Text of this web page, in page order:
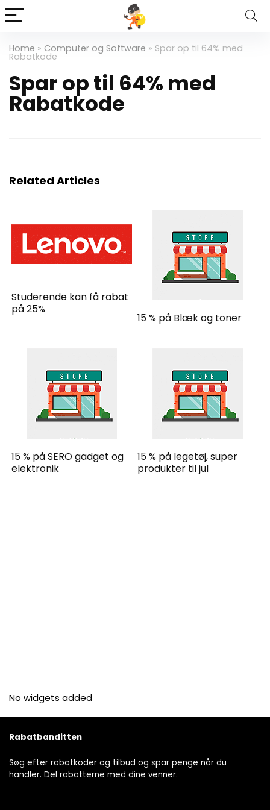
Home » Computer og Software » Spar op til 64% med
Rabatkode
Spar op til 64% med
Rabatkode
Related Articles
Studerende kan få rabat
på 25%
15 % på Blæk og toner
15 % på SERO gadget og
elektronik
15 % på legetøj, super
produkter til jul
No widgets added
Rabatbanditten
Søg efter rabatkoder og tilbud og spar penge når du
handler. Del rabatterne med dine venner.